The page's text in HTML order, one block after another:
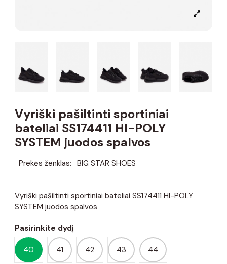
Vyriški pašiltinti sportiniai
bateliai SS174411 HI-POLY
SYSTEM juodos spalvos
Prekės ženklas: BIG STAR SHOES
Vyriški pašiltinti sportiniai bateliai SS174411 HI-POLY
SYSTEM juodos spalvos
Pasirinkite dydį
40 41 42 43 44